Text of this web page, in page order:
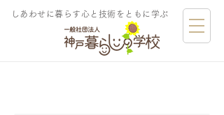
しあわせに暮らす​心と技術をともに学ぶ